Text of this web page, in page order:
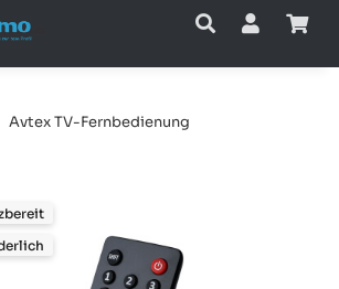
Avtex TV-Fernbedienung